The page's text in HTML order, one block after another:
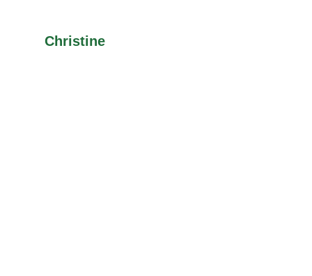
Christine